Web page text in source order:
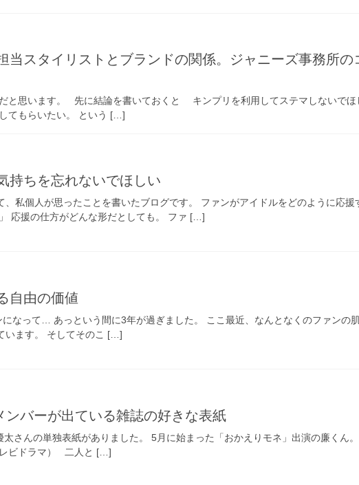
当スタイリストとブランドの関係。ジャニーズ事務所の
だと思います。 先に結論を書いておくと キンプリを利用してステマしないで
てもらいたい。 という […]
持ちを忘れないでほしい
私個人が思ったことを書いたブログです。 ファンがアイドルをどのように応援
応援の仕方がどんな形だとしても。 ファ […]
自由の価値
なって… あっという間に3年が過ぎました。 ここ最近、なんとなくのファンの
います。 そしてそのこ […]
ンバーが出ている雑誌の好きな表紙
さんの単独表紙がありました。 5月に始まった「おかえりモネ」出演の廉くん
レビドラマ） 二人と […]